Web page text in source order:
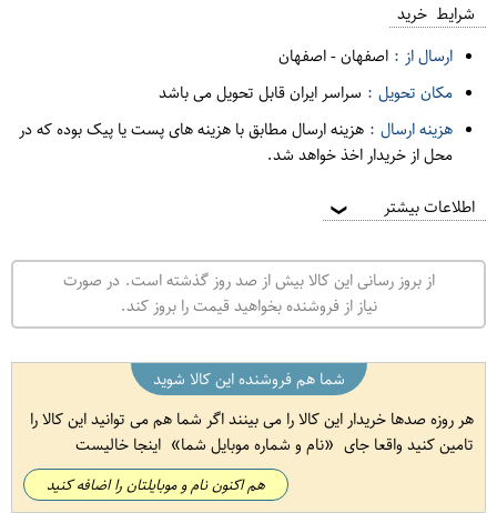
شرایط خرید
ارسال از : اصفهان-اصفهان
مکان تحویل : سراسر ایران قابل تحویل می باشد
هزینه ارسال : هزینه ارسال مطابق با هزینه های پست یا پیک بوده که در
محل از خریدار اخذ خواهد شد.
اطلاعات بیشتر ❯
از بروز رسانی این کالا بیش از صد روز گذشته است. در صورت
نیاز از فروشنده بخواهید قیمت را بروز کند.
شما هم فروشنده این کالا شوید
هر روزه صدها خریدار این کالا را می بینند اگر شما هم می توانید این کالا را
تامین کنید واقعا جای
نام و شماره موبایل شما اینجا خالیست
هم اکنون نام و موبایلتان را اضافه کنید